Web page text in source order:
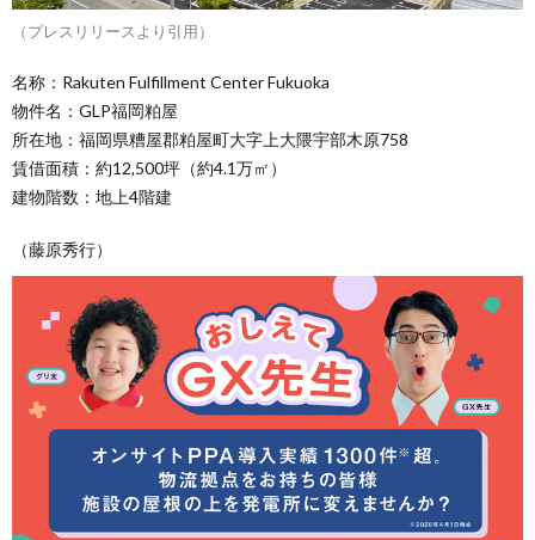
（プレスリリースより引用）
名称：Rakuten Fulfillment Center Fukuoka
物件名：GLP福岡粕屋
所在地：福岡県糟屋郡粕屋町大字上大隈宇部木原758
賃借面積：約12,500坪（約4.1万㎡）
建物階数：地上4階建
（藤原秀行）